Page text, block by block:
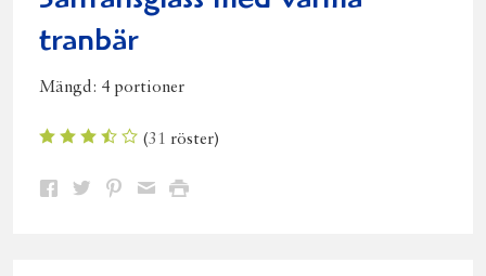
tranbär
Mängd: 4 portioner
(31 röster)
Dela Dela Dela DelaSkriv